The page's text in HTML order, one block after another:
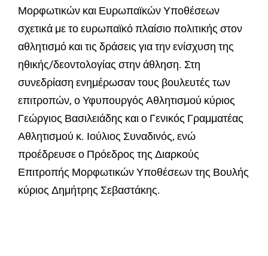
Μορφωτικών και Ευρωπαϊκών Υποθέσεων
σχετικά με το ευρωπαϊκό πλαίσιο πολιτικής στον
αθλητισμό και τις δράσεις για την ενίσχυση της
ηθικής/δεοντολογίας στην άθληση. Στη
συνεδρίαση ενημέρωσαν τους βουλευτές των
επιτροπών, ο Υφυπουργός Αθλητισμού κύριος
Γεώργιος Βασιλειάδης και ο Γενικός Γραμματέας
Αθλητισμού κ. Ιούλιος Συναδινός, ενώ
προέδρευσε ο Πρόεδρος της Διαρκούς
Επιτροπής Μορφωτικών Υποθέσεων της Βουλής
κύριος Δημήτρης Σεβαστάκης.